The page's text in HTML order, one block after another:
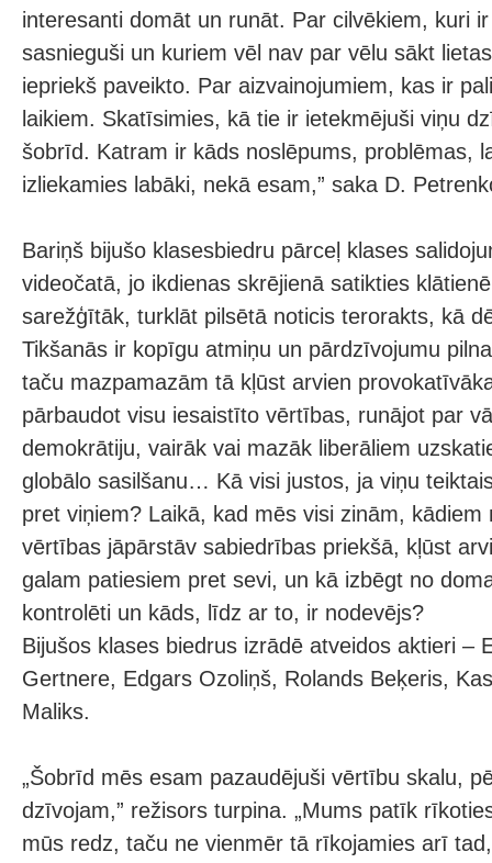
interesanti domāt un runāt. Par cilvēkiem, kuri
sasnieguši un kuriem vēl nav par vēlu sākt
iepriekš paveikto. Par aizvainojumiem, kas ir
laikiem. Skatīsimies, kā tie ir ietekmējuši viņu
šobrīd. Katram ir kāds noslēpums, problēmas,
izliekamies labāki, nekā esam,” saka D.
Bariņš bijušo klasesbiedru pārceļ klases
videočatā, jo ikdienas skrējienā satikties
sarežģītāk, turklāt pilsētā noticis terorakts, kā
Tikšanās ir kopīgu atmiņu un pārdzīvojumu
taču mazpamazām tā kļūst arvien
pārbaudot visu iesaistīto vērtības, runājot par
demokrātiju, vairāk vai mazāk liberāliem
globālo sasilšanu… Kā visi justos, ja viņu
pret viņiem? Laikā, kad mēs visi zinām,
vērtības jāpārstāv sabiedrības priekšā, kļūst
galam patiesiem pret sevi, un kā izbēgt no
kontrolēti un kāds, līdz ar to, ir nodevējs?
Bijušos klases biedrus izrādē atveidos aktieri –
Gertnere, Edgars Ozoliņš, Rolands Beķeris,
Maliks.
„Šobrīd mēs esam pazaudējuši vērtību skalu,
dzīvojam,” režisors turpina. „Mums patīk
mūs redz, taču ne vienmēr tā rīkojamies arī